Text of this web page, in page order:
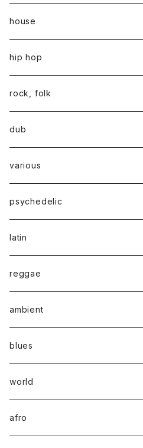
house
hip hop
rock, folk
dub
various
psychedelic
latin
reggae
ambient
blues
world
afro